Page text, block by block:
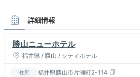
詳細情報
勝山ニューホテル
福井県 / 勝山 / シティホテル
住所 福井県勝山市片瀬町2-114